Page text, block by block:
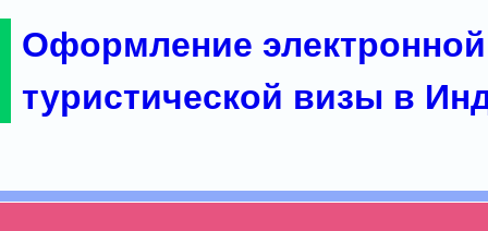
Оформление электронной
туристической визы в